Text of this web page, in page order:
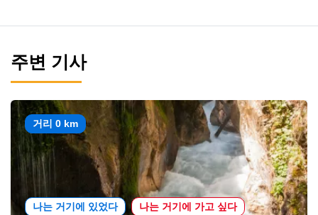
주변 기사
거리 0 km
나는 거기에 있었다 나는 거기에 가고 싶다